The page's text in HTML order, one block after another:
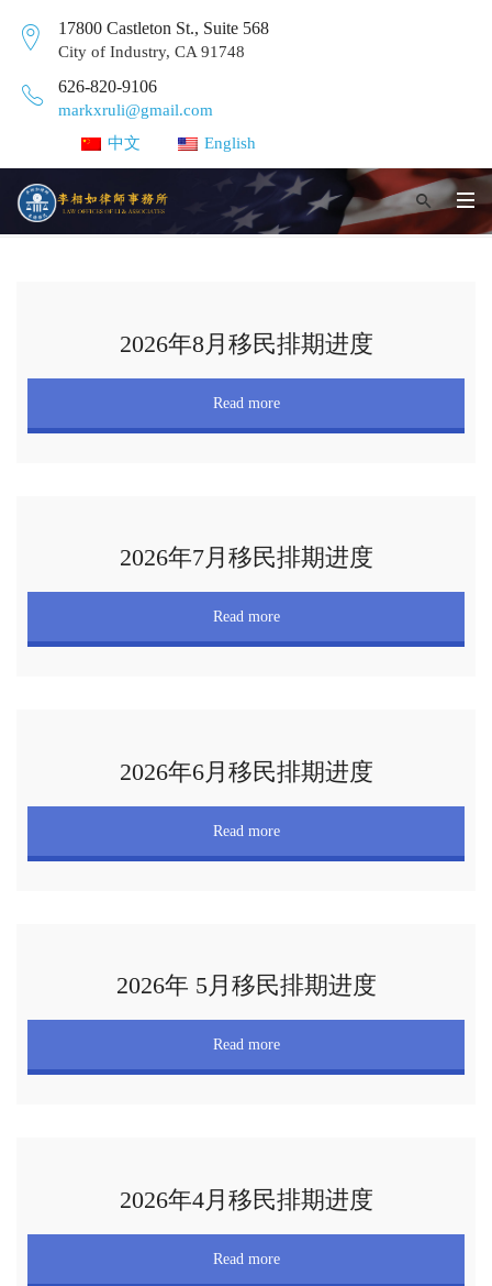
17800 Castleton St., Suite 568
City of Industry, CA 91748
626-820-9106
markxruli@gmail.com
中文
English
2026年8月移民排期进度
Read more
2026年7月移民排期进度
Read more
2026年6月移民排期进度
Read more
2026年 5月移民排期进度
Read more
2026年4月移民排期进度
Read more